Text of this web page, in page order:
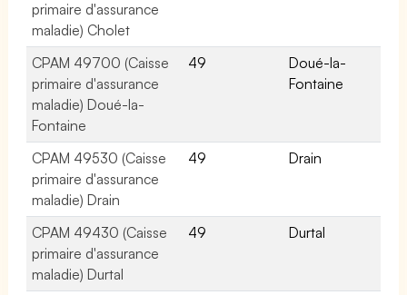
primaire d'assurance
maladie) Cholet
CPAM 49700 (Caisse
primaire d'assurance
maladie) Doué-la-
Fontaine
49
Doué-la-
Fontaine
CPAM 49530 (Caisse
primaire d'assurance
maladie) Drain
49 Drain
CPAM 49430 (Caisse
primaire d'assurance
maladie) Durtal
49 Durtal